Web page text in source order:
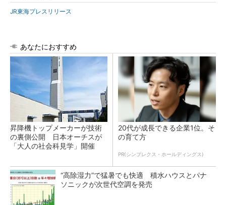
JR東海プレスリリース
あなたにおすすめ
昇降機トップメーカーが技術
の裏側公開 日本オーチスが
「大人の社会科見学」開催
20代が成長できる企業1位。そ
の育て方
PR(シンプレクス・ホールディングス)
“高除湿力”で猛暑でも快適 積水ハウスとパナ
ソニックが次世代空調を発売